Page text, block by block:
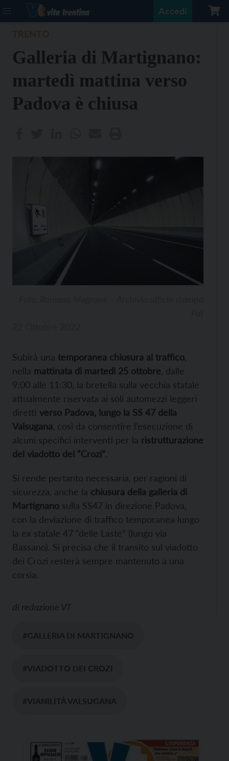
Accedi
Galleria di Martignano:
martedì mattina verso
Padova è chiusa
Subirà una temporanea chiusura al traffico
nella mattinata di martedì 25 ottobre , dalle
9:00 alle 11:30, la bretella sulla vecchia statale
attualmente riservata ai soli automezzi leggeri
diretti verso Padova, lungo la SS 47 della
Valsugana , così da consentire l’esecuzione di
alcuni specifici interventi per la ristrutturazione
del viadotto dei “Crozi”.
Si rende pertanto necessaria, per ragioni di
sicurezza, anche la chiusura della galleria di
Martignano sulla SS47 in direzione Padova,
con la deviazione di traffico temporanea lungo
la ex statale 47 “delle Laste” (lungo via
Bassano). Si precisa che il transito sul viadotto
dei Crozi resterà sempre mantenuto a una
corsia.
di redazione VT
#GALLERIA DI MARTIGNANO
#VIADOTTO DEI CROZI
#VIANILITÀ VALSUGANA